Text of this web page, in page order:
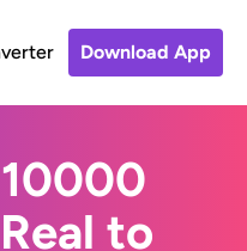
Download App
to